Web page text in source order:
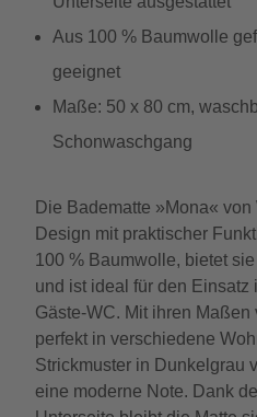
Aus 100 % Baumwolle
geeignet
Maße: 50 x 80 cm,
Schonwaschgang
Die Badematte »Mona«
Design mit praktischer
100 % Baumwolle, bietet
und ist ideal für den Einsatz
Gäste-WC. Mit ihren
perfekt in verschiedene
Strickmuster in Dunkelgrau
eine moderne Note. Dank